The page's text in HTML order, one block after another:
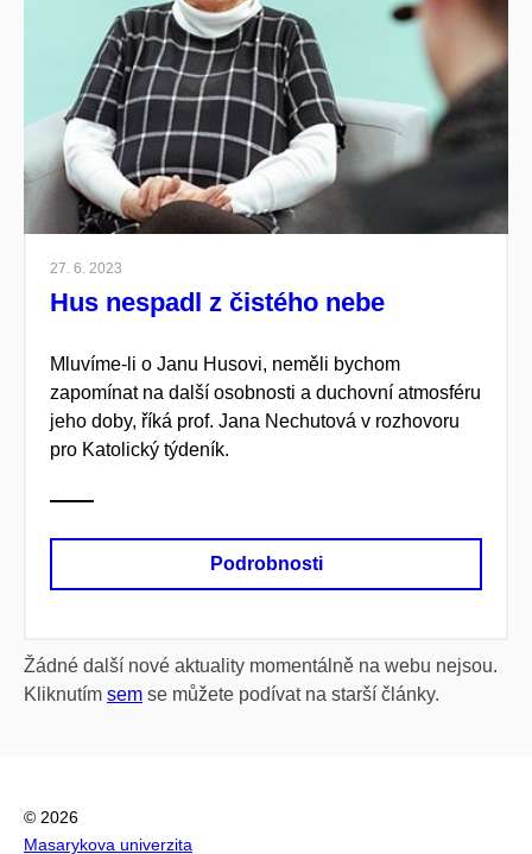
27. 6. 2023
Hus nespadl z čistého nebe
Mluvíme-li o Janu Husovi, neměli bychom
zapomínat na další osobnosti a duchovní atmosféru
jeho doby, říká prof. Jana Nechutová v rozhovoru
pro Katolický týdeník.
Podrobnosti
Žádné další nové aktuality momentálně na webu nejsou.
Kliknutím sem se můžete podívat na starší články.
© 2026
Masarykova univerzita